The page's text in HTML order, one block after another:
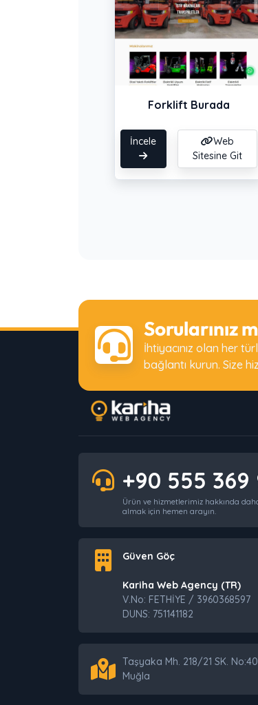
Forklift Burada
İncele
Web
Sitesine Git
Sorularınız
İhtiyacınız olan her
bağlantı kurun. Size
+90 555 369
Ürün ve hizmetlerimiz hakkında
almak için hemen arayın.
Güven Göç
Kariha Web Agency (TR)
V.No: FETHİYE / 3960368597
DUNS: 751141182
Taşyaka Mh. 218/21 SK.
Muğla